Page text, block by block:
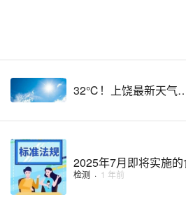
32℃！上饶最新天
2025年7月即将实施
检测 · 1 年前